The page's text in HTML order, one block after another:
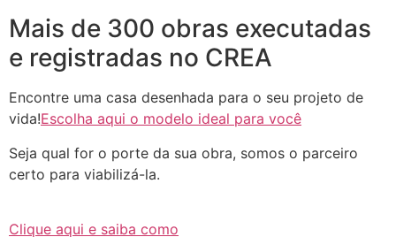
Mais de 300 obras executadas
e registradas no CREA
Encontre uma casa desenhada para o seu projeto de
vida!Escolha aqui o modelo ideal para você
Seja qual for o porte da sua obra, somos o parceiro
certo para viabilizá-la.
Clique aqui e saiba como